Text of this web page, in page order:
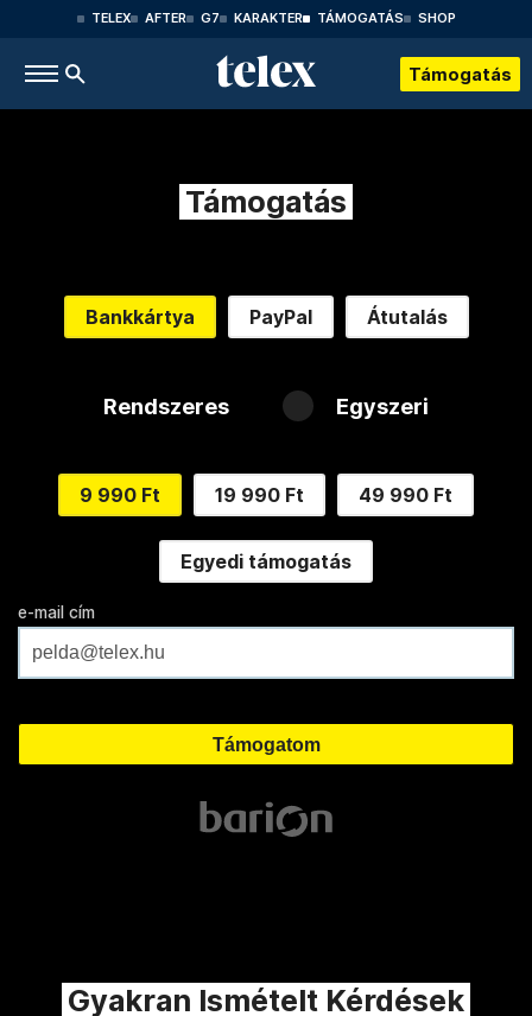
TELEX AFTER G7 KARAKTER TÁMOGATÁS SHOP
Támogatás
Támogatás
Bankkártya PayPal Átutalás
Rendszeres Egyszeri
9 990 Ft 19 990 Ft 49 990 Ft
Egyedi támogatás
e-mail cím
Gyakran Ismételt Kérdések